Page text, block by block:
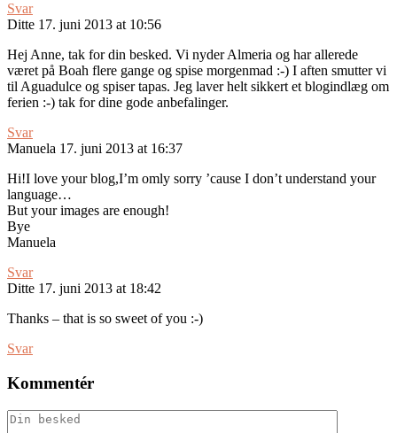
Svar
Ditte 17. juni 2013 at 10:56
Hej Anne, tak for din besked. Vi nyder Almeria og har allerede
været på Boah flere gange og spise morgenmad :-) I aften smutter vi
til Aguadulce og spiser tapas. Jeg laver helt sikkert et blogindlæg om
ferien :-) tak for dine gode anbefalinger.
Svar
Manuela 17. juni 2013 at 16:37
Hi!I love your blog,I’m omly sorry ’cause I don’t understand your
language…
But your images are enough!
Bye
Manuela
Svar
Ditte 17. juni 2013 at 18:42
Thanks – that is so sweet of you :-)
Svar
Kommentér